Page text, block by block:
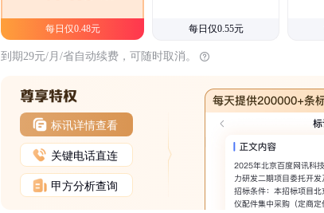
每日仅0.48元 每日仅0.55元
到期29元/月/省自动续费，可随时取消。
标讯详情查看
关键电话直连
甲方分析查询